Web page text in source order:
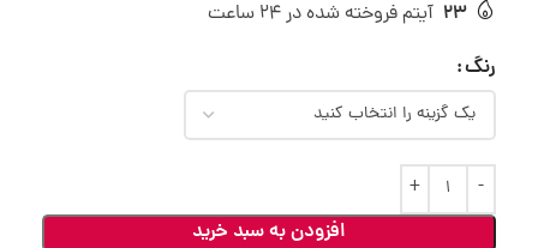
23 آیتم فروخته شده در 24 ساعت
رنگ
افزودن به سبد خرید